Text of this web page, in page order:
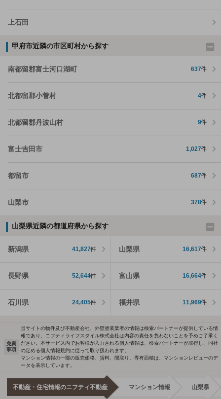
上石田
甲府市近隣の市区町村から探す
南都留郡富士河口湖町 637件
北都留郡小菅村 4件
北都留郡丹波山村 9件
富士吉田市 1,027件
都留市 687件
山梨市 378件
山梨県近隣の都道府県から探す
新潟県 41,827件 山梨県 16,617件
長野県 52,644件 富山県 16,664件
石川県 24,405件 福井県 11,969件
免責
事項
当サイトの物件及び不動産会社、外壁塗装業者の情報は検索パートナーが提供している情
報であり、ニフティライフスタイル株式会社は内容の責任を負わないことを予めご了承く
ださい。本サービス内でお客様が入力される個人情報は、検索パートナーが取得し、同社
の定める個人情報規約に従って取り扱われます。
マンション情報の一部の販売価格、賃料、間取り、専有面積は、マンションレビューのデ
ータを表示しています。
不動産・住宅情報のニフティ不動産 マンション情報 山梨県